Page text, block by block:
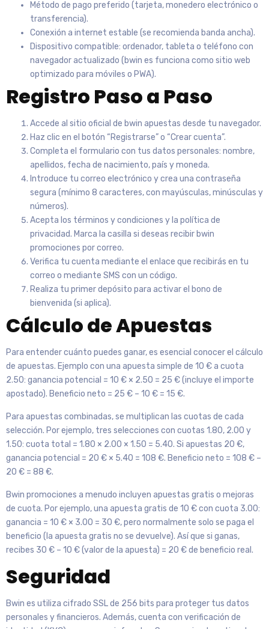
Método de pago preferido (tarjeta, monedero electrónico o
transferencia).
Conexión a internet estable (se recomienda banda ancha).
Dispositivo compatible: ordenador, tableta o teléfono con
navegador actualizado (bwin es funciona como sitio web
optimizado para móviles o PWA).
Registro Paso a Paso
Accede al sitio oficial de bwin apuestas desde tu navegador.
Haz clic en el botón “Registrarse” o “Crear cuenta”.
Completa el formulario con tus datos personales: nombre,
apellidos, fecha de nacimiento, país y moneda.
Introduce tu correo electrónico y crea una contraseña
segura (mínimo 8 caracteres, con mayúsculas, minúsculas y
números).
Acepta los términos y condiciones y la política de
privacidad. Marca la casilla si deseas recibir bwin
promociones por correo.
Verifica tu cuenta mediante el enlace que recibirás en tu
correo o mediante SMS con un código.
Realiza tu primer depósito para activar el bono de
bienvenida (si aplica).
Cálculo de Apuestas
Para entender cuánto puedes ganar, es esencial conocer el cálculo
de apuestas. Ejemplo con una apuesta simple de 10 € a cuota
2.50: ganancia potencial = 10 € × 2.50 = 25 € (incluye el importe
apostado). Beneficio neto = 25 € – 10 € = 15 €.
Para apuestas combinadas, se multiplican las cuotas de cada
selección. Por ejemplo, tres selecciones con cuotas 1.80, 2.00 y
1.50: cuota total = 1.80 × 2.00 × 1.50 = 5.40. Si apuestas 20 €,
ganancia potencial = 20 € × 5.40 = 108 €. Beneficio neto = 108 € –
20 € = 88 €.
Bwin promociones a menudo incluyen apuestas gratis o mejoras
de cuota. Por ejemplo, una apuesta gratis de 10 € con cuota 3.00:
ganancia = 10 € × 3.00 = 30 €, pero normalmente solo se paga el
beneficio (la apuesta gratis no se devuelve). Así que si ganas,
recibes 30 € – 10 € (valor de la apuesta) = 20 € de beneficio real.
Seguridad
Bwin es utiliza cifrado SSL de 256 bits para proteger tus datos
personales y financieros. Además, cuenta con verificación de